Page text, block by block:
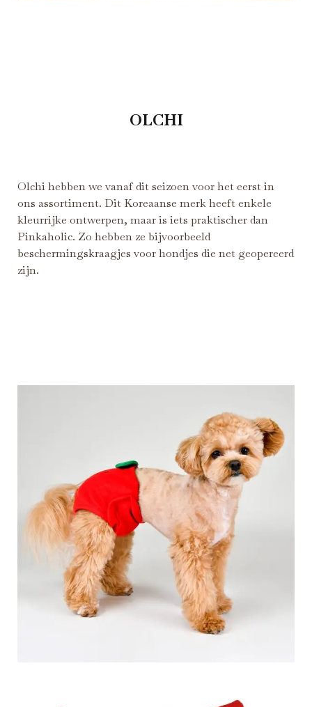
OLCHI
Olchi hebben we vanaf dit seizoen voor het eerst in
ons assortiment. Dit Koreaanse merk heeft enkele
kleurrijke ontwerpen, maar is iets praktischer dan
Pinkaholic. Zo hebben ze bijvoorbeeld
beschermingskraagjes voor hondjes die net geopereerd
zijn.